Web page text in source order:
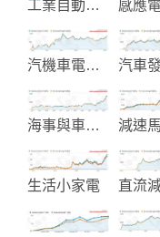
工業自動化-電氣設備製造
汽機車電子零組件製造
海事與車用電氣產品
生活小家電